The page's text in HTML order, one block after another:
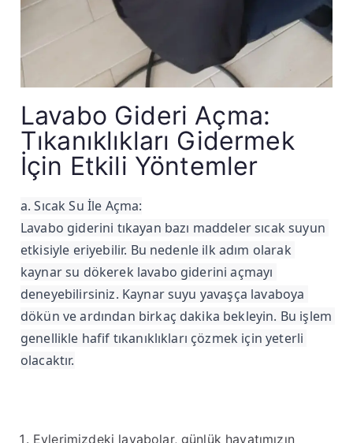
Lavabo Gideri Açma:
Tıkanıklıkları Gidermek
İçin Etkili Yöntemler
a. Sıcak Su İle Açma:
Lavabo giderini tıkayan bazı maddeler sıcak suyun
etkisiyle eriyebilir. Bu nedenle ilk adım olarak
kaynar su dökerek lavabo giderini açmayı
deneyebilirsiniz. Kaynar suyu yavaşça lavaboya
dökün ve ardından birkaç dakika bekleyin. Bu işlem
genellikle hafif tıkanıklıkları çözmek için yeterli
olacaktır.
Evlerimizdeki lavabolar, günlük hayatımızın